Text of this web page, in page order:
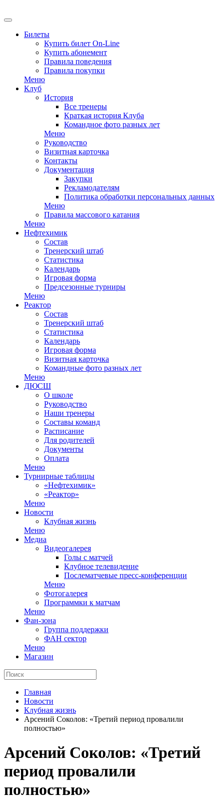
Билеты
Купить билет On-Line
Купить абонемент
Правила поведения
Правила покупки
Меню
Клуб
История
Все тренеры
Краткая история Клуба
Командное фото разных лет
Меню
Руководство
Визитная карточка
Контакты
Документация
Закупки
Рекламодателям
Политика обработки персональных данных
Меню
Правила массового катания
Меню
Нефтехимик
Состав
Тренерский штаб
Статистика
Календарь
Игровая форма
Предсезонные турниры
Меню
Реактор
Состав
Тренерский штаб
Статистика
Календарь
Игровая форма
Визитная карточка
Командные фото разных лет
Меню
ДЮСШ
О школе
Руководство
Наши тренеры
Составы команд
Расписание
Для родителей
Документы
Оплата
Меню
Турнирные таблицы
«Нефтехимик»
«Реактор»
Меню
Новости
Клубная жизнь
Меню
Медиа
Видеогалерея
Голы с матчей
Клубное телевидение
Послематчевые пресс-конференции
Меню
Фотогалерея
Программки к матчам
Меню
Фан-зона
Группа поддержки
ФАН сектор
Меню
Магазин
Главная
Новости
Клубная жизнь
Арсений Соколов: «Третий период провалили
полностью»
Арсений Соколов: «Третий
период провалили
полностью»